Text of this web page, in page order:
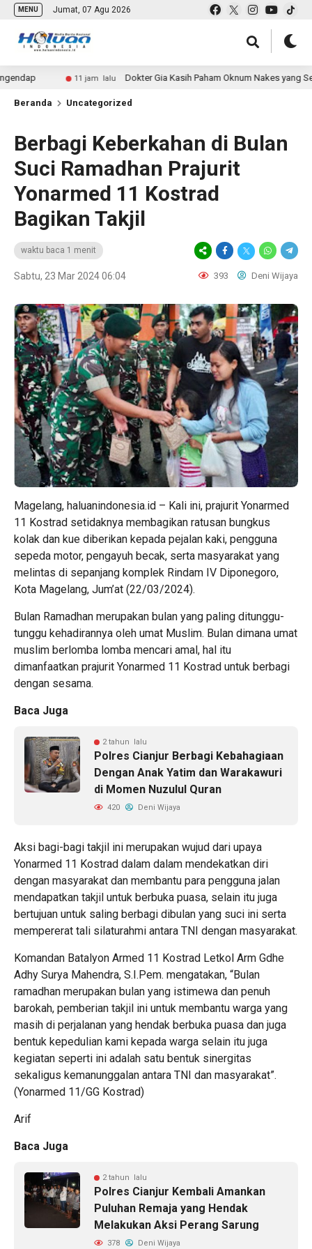
MENU Jumat, 07 Agu 2026
11 jam lalu Dokter Gia Kasih Paham Oknum Nakes yang Sempat
Beranda Uncategorized
Berbagi Keberkahan di Bulan
Suci Ramadhan Prajurit
Yonarmed 11 Kostrad
Bagikan Takjil
waktu baca 1 menit
Sabtu, 23 Mar 2024 06:04 393 Deni Wijaya
Magelang, haluanindonesia.id – Kali ini, prajurit Yonarmed
11 Kostrad setidaknya membagikan ratusan bungkus
kolak dan kue diberikan kepada pejalan kaki, pengguna
sepeda motor, pengayuh becak, serta masyarakat yang
melintas di sepanjang komplek Rindam IV Diponegoro,
Kota Magelang, Jum’at (22/03/2024).
Bulan Ramadhan merupakan bulan yang paling ditunggu-
tunggu kehadirannya oleh umat Muslim. Bulan dimana umat
muslim berlomba lomba mencari amal, hal itu
dimanfaatkan prajurit Yonarmed 11 Kostrad untuk berbagi
dengan sesama.
Baca Juga
2 tahun lalu
Polres Cianjur Berbagi Kebahagiaan
Dengan Anak Yatim dan Warakawuri
di Momen Nuzulul Quran
420 Deni Wijaya
Aksi bagi-bagi takjil ini merupakan wujud dari upaya
Yonarmed 11 Kostrad dalam dalam mendekatkan diri
dengan masyarakat dan membantu para pengguna jalan
mendapatkan takjil untuk berbuka puasa, selain itu juga
bertujuan untuk saling berbagi dibulan yang suci ini serta
mempererat tali silaturahmi antara TNI dengan masyarakat.
Komandan Batalyon Armed 11 Kostrad Letkol Arm Gdhe
Adhy Surya Mahendra, S.I.Pem. mengatakan, “Bulan
ramadhan merupakan bulan yang istimewa dan penuh
barokah, pemberian takjil ini untuk membantu warga yang
masih di perjalanan yang hendak berbuka puasa dan juga
bentuk kepedulian kami kepada warga selain itu juga
kegiatan seperti ini adalah satu bentuk sinergitas
sekaligus kemanunggalan antara TNI dan masyarakat”.
(Yonarmed 11/GG Kostrad)
Arif
Baca Juga
2 tahun lalu
Polres Cianjur Kembali Amankan
Puluhan Remaja yang Hendak
Melakukan Aksi Perang Sarung
378 Deni Wijaya